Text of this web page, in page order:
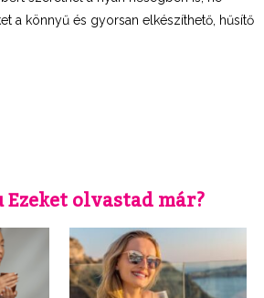
a könnyű és gyorsan elkészíthető, hűsítő
Ezeket olvastad már?